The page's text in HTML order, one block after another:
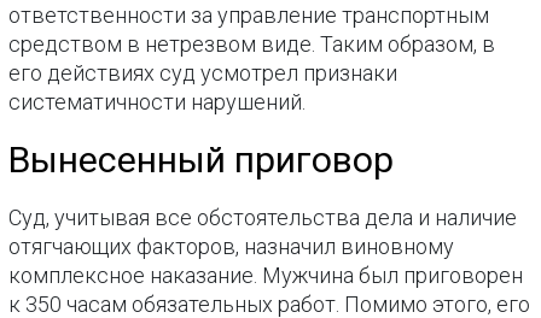
ответственности за управление транспортным
средством в нетрезвом виде. Таким образом, в
его действиях суд усмотрел признаки
систематичности нарушений.
Вынесенный приговор
Суд, учитывая все обстоятельства дела и наличие
отягчающих факторов, назначил виновному
комплексное наказание. Мужчина был приговорен
к 350 часам обязательных работ. Помимо этого, его